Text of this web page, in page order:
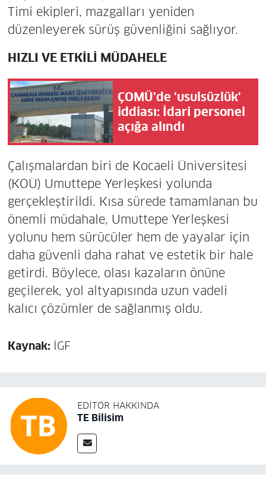
Timi ekipleri, mazgalları yeniden
düzenleyerek sürüş güvenliğini sağlıyor.
HIZLI VE ETKİLİ MÜDAHELE
ÇOMÜ'de 'usulsüzlük'
iddiası: İdari personel
açığa alındı
Çalışmalardan biri de Kocaeli Üniversitesi
(KOÜ) Umuttepe Yerleşkesi yolunda
gerçekleştirildi. Kısa sürede tamamlanan bu
önemli müdahale, Umuttepe Yerleşkesi
yolunu hem sürücüler hem de yayalar için
daha güvenli daha rahat ve estetik bir hale
getirdi. Böylece, olası kazaların önüne
geçilerek, yol altyapısında uzun vadeli
kalıcı çözümler de sağlanmış oldu.
Kaynak: İGF
EDITÖR HAKKINDA
TE Bilisim